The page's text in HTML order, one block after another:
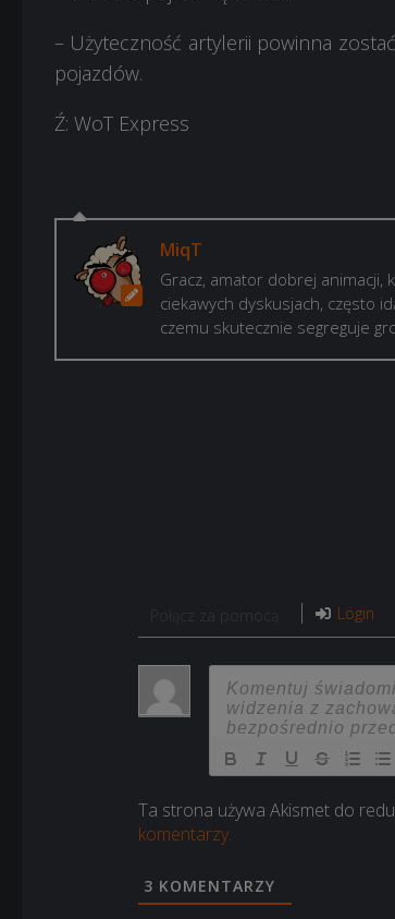
– Użyteczność artylerii powinna
pojazdów.
Ź: WoT Express
MiqT
Gracz, amator dobrej animacji,
ciekawych dyskusjach, często
czemu skutecznie segreguje
Login
Ta strona używa Akismet do
komentarzy.
3 KOMENTARZY